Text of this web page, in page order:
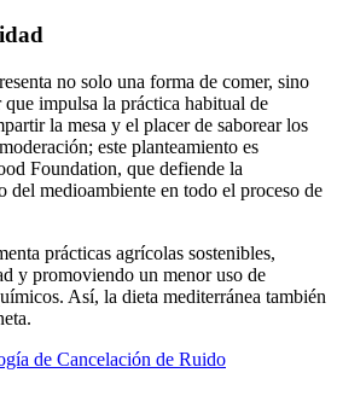
no solo una forma de comer, sino
impulsa la práctica habitual de
la mesa y el placer de saborear los
este planteamiento es
Foundation, que defiende la
del medioambiente en todo el proceso de
prácticas agrícolas sostenibles,
y promoviendo un menor uso de
Así, la dieta mediterránea también
de Cancelación de Ruido